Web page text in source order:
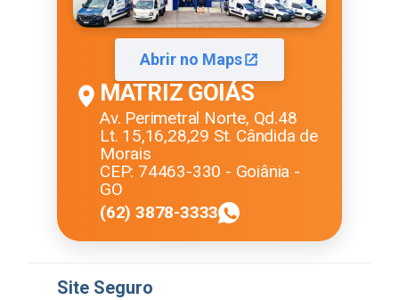
Abrir no Maps
MATRIZ GOIÁS
Av. Perimetral Norte, Qd.48
Lt. 15,16,28,29 St. Cândida de
Morais
CEP: 74463-330 - Goiânia -
GO
(62) 3878-3333
Site Seguro